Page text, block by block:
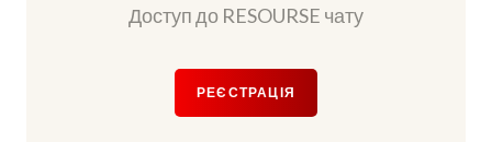
Доступ до RESOURSE чату
РЕЄСТРАЦІЯ